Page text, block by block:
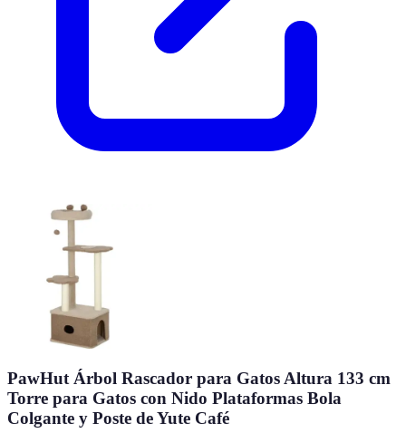
PawHut Árbol Rascador para Gatos Altura 133 cm
Torre para Gatos con Nido Plataformas Bola
Colgante y Poste de Yute Café